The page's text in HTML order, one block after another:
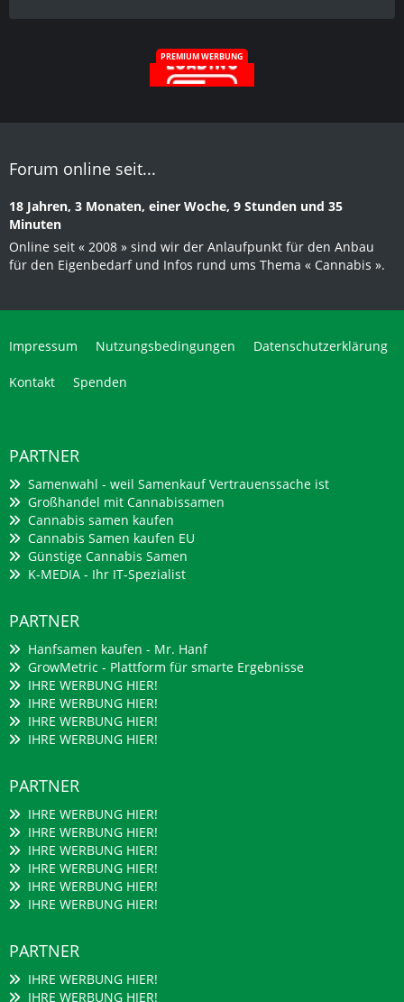
PREMIUM WERBUNG
Forum online seit...
18 Jahren, 3 Monaten, einer Woche, 9 Stunden und 35
Minuten
Online seit « 2008 » sind wir der Anlaufpunkt für den Anbau
für den Eigenbedarf und Infos rund ums Thema « Cannabis ».
Impressum Nutzungsbedingungen Datenschutzerklärung
Kontakt Spenden
PARTNER
Samenwahl - weil Samenkauf Vertrauenssache ist
Großhandel mit Cannabissamen
Cannabis samen kaufen
Cannabis Samen kaufen EU
Günstige Cannabis Samen
K-MEDIA - Ihr IT-Spezialist
PARTNER
Hanfsamen kaufen - Mr. Hanf
GrowMetric - Plattform für smarte Ergebnisse
IHRE WERBUNG HIER!
IHRE WERBUNG HIER!
IHRE WERBUNG HIER!
IHRE WERBUNG HIER!
PARTNER
IHRE WERBUNG HIER!
IHRE WERBUNG HIER!
IHRE WERBUNG HIER!
IHRE WERBUNG HIER!
IHRE WERBUNG HIER!
IHRE WERBUNG HIER!
PARTNER
IHRE WERBUNG HIER!
IHRE WERBUNG HIER!